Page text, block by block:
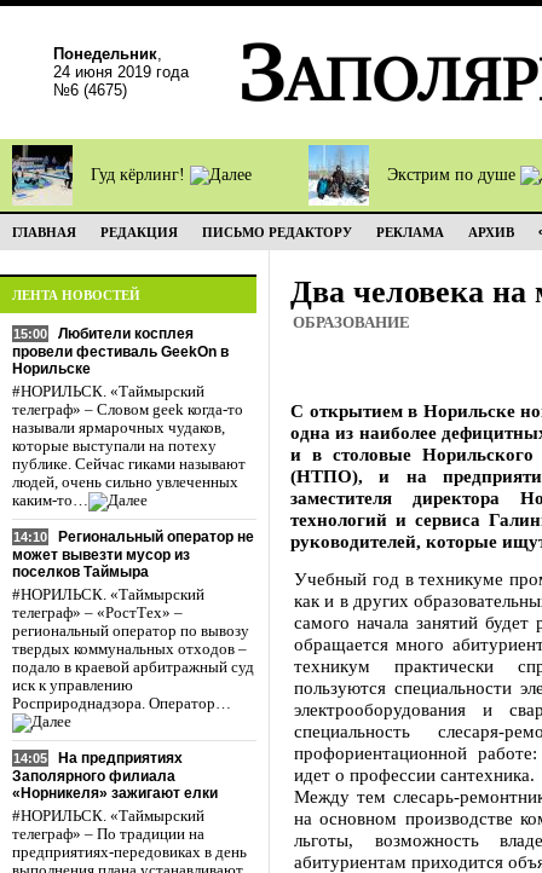
Понедельник,
24 июня 2019 года
№6 (4675)
Гуд кёрлинг! Экстрим по душе
ГЛАВНАЯ РЕДАКЦИЯ ПИСЬМО РЕДАКТОРУ РЕКЛАМА АРХИВ
ЛЕНТА НОВОСТЕЙ
15:00
Любители косплея
провели фестиваль GeekOn в
Норильске
#НОРИЛЬСК. «Таймырский
телеграф» – Словом geek когда-то
называли ярмарочных чудаков,
которые выступали на потеху
публике. Сейчас гиками называют
людей, очень сильно увлеченных
каким-то…
14:10
Региональный оператор не
может вывезти мусор из
поселков Таймыра
#НОРИЛЬСК. «Таймырский
телеграф» – «РостТех» –
региональный оператор по вывозу
твердых коммунальных отходов –
подало в краевой арбитражный суд
иск к управлению
Росприроднадзора. Оператор…
14:05
На предприятиях
Заполярного филиала
«Норникеля» зажигают елки
#НОРИЛЬСК. «Таймырский
телеграф» – По традиции на
предприятиях-передовиках в день
Два человека на
ОБРАЗОВАНИЕ
С открытием в Норильске
одна из наиболее
и в столовые Норильского
(НТПО), и на
заместителя директора
технологий и сервиса
руководителей, которые
Учебный год в техникуме
как и в других
самого начала занятий
обращается много
техникум практически
пользуются специальности
электрооборудования и
специальность слесаря-
профориентационной
идет о профессии сантехника.
Между тем слесарь-
на основном производстве
льготы, возможность
абитуриентам приходится